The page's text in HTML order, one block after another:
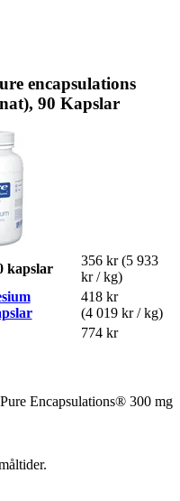
encapsulations
90 Kapslar
kapslar
356 kr (5 933
kr / kg)
418 kr
(4 019 kr / kg)
774 kr
Encapsulations® 300 mg